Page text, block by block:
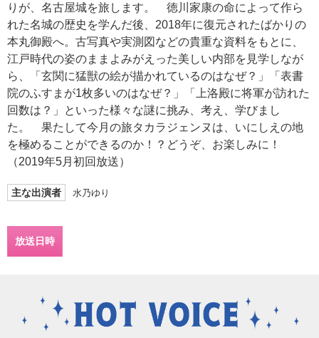
りが、名古屋城を旅します。 徳川家康の命によって作ら
れた名城の歴史を学んだ後、2018年に復元されたばかりの
本丸御殿へ。古写真や実測図などの貴重な資料をもとに、
江戸時代の姿のままよみがえった美しい内部を見学しなが
ら、「玄関に猛獣の絵が描かれているのはなぜ？」「表書
院のふすまが1枚多いのはなぜ？」「上洛殿に将軍が訪れた
回数は？」といった様々な謎に挑み、考え、学びまし
た。 果たして今月の旅タカラジェンヌは、いにしえの地
を極めることができるのか！？どうぞ、お楽しみに！
（2019年5月初回放送）
主な出演者 水乃ゆり
放送日時